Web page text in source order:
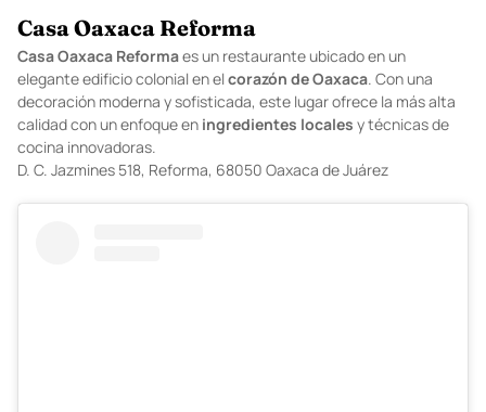
Casa Oaxaca Reforma
CasaOaxaca Reformaes un restaurante ubicado en un
elegante edificio colonial en elcorazón deOaxaca. Con una
decoración moderna y sofisticada, este lugar ofrece la más alta
calidad con un enfoque en ingredientes locales y técnicas de
cocina innovadoras.
D. C. Jazmines 518, Reforma, 68050 Oaxaca de Juárez